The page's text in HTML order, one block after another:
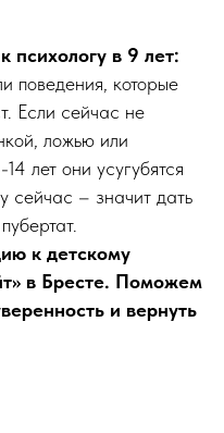
психологу в 9 лет:
поведения, которые
Если сейчас не
ложью или
лет они усугубятся
сейчас – значит дать
к детскому
в Бресте. Поможем
и вернуть